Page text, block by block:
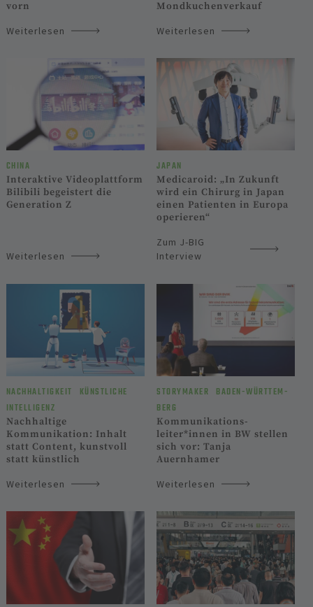
vorn
Weiterlesen
Mondkuchenverkauf
Weiterlesen
CHINA
Interaktive Videoplattform
Bilibili begeistert die
Generation Z
Weiterlesen
JAPAN
Medicaroid: „In Zukunft
wird ein Chirurg in Japan
einen Patienten in Europa
operieren“
Zum J-BIG
Interview
NACHHALTIGKEIT
KÜNST­LICHE
INTELLI­GENZ
Nachhaltige
Kommunikation: Inhalt
statt Content, kunstvoll
statt künstlich
Weiterlesen
STORYMAKER BADEN-WÜRTTEM­
BERG
Kommunikations­
leiter*innen in BW stellen
sich vor: Tanja
Auernhamer
Weiterlesen